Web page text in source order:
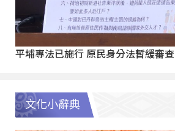
平埔專法已施行 原民身分法暫緩審查
文化小辭典